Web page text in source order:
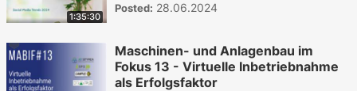
1:35:30
Posted: 28.06.2024
Maschinen- und Anlagenbau im
Fokus 13 - Virtuelle Inbetriebnahme
als Erfolgsfaktor